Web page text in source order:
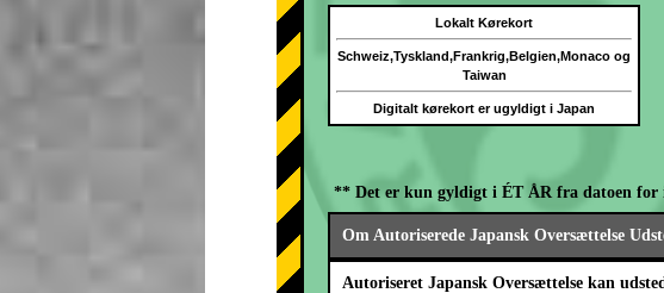
Lokalt Kørekort
Schweiz,Tyskland,Frankrig,Belgien,Monaco og
Taiwan
Digitalt kørekort er ugyldigt i Japan
** Det er kun gyldigt i ÉT ÅR fra datoen
Om Autoriserede Japansk Oversættelse
Autoriseret Japansk Oversættelse kan